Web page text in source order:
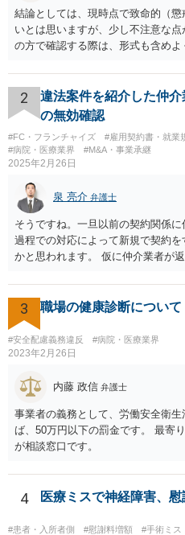
結論としては、現時点で致命的（
いとは思いますが、少し不注意な
の方で確認する際は、形式も含め
正 →のぞましくはないですが、時
弁護士が起案 Ⅰ依頼者に内容の
念のため事務員が確認 Ⅳ提出 の流
気が付くことが多いです。仮処分
判所窓口で修正して受理してもら
場合は責められない部分もあるか
うね。よくわからないならば弁護
よいですかと聞くべきではあると
内容に関するミスなので、今後は
ます。 ③証拠のナンバーが入らな
まになっている →形式ミスですね
ショットの証拠が縦長や横長に印
ないことはない) →こちらも③と同
り、①～④も訴訟の勝敗に直結す
致命的なミスではないと思います。
として当然確認すべきであります
2
違法案件を紹介した仲
の無効確認
#FC・フランチャイズ #雇用契約書・就業
#病院・医療業界
#M&A・事業承継
2025年2月26日
泉 亮介 弁護士
そうですね。一旦以前の契約関係
過程での対応によって新規で契約
かと思われます。 仮に仲介業者が
3 職場の健康診断について
#安全配慮義務違反 #病院・医療業界
2023年2月26日
内藤 政信 弁護士
事業者の義務として、労働安全衛
ば、50万円以下の罰金です。 最寄
が相談窓口です。
4 医療ミスで神経障害、
#患者・入所者側 #慰謝料増額 #手術ミス